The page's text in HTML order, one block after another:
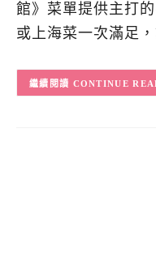
館》菜單提供主打
或上海菜一次滿足
CONTINUE